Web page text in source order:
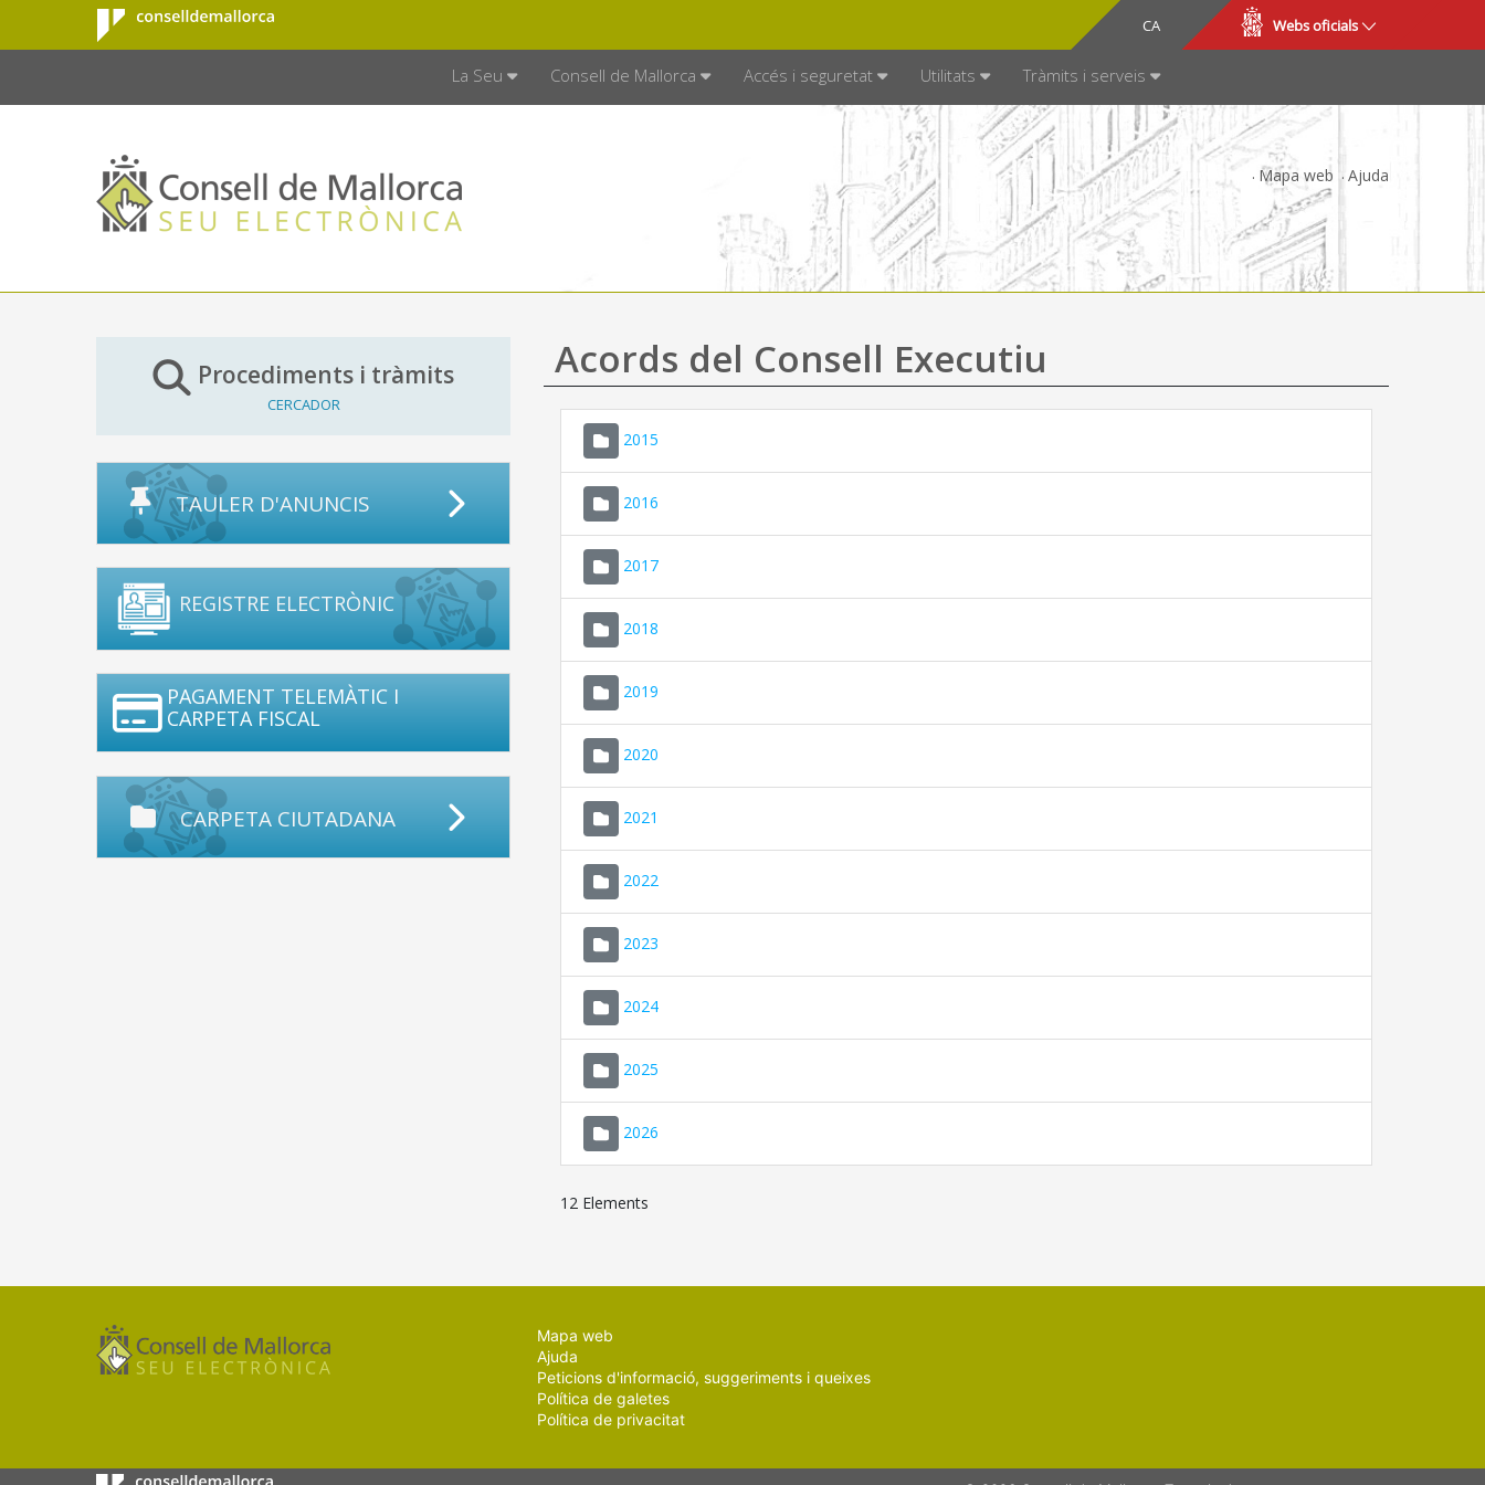
Salta al contingut principal
Consell de
Mallorca
CA
ES Webs oficials
La Seu Consell de Mallorca Accés i seguretat Utilitats Tràmits i serveis
Mapa web Ajuda
Procediments i tràmits
CERCADOR
TAULER D'ANUNCIS
REGISTRE ELECTRÒNIC
PAGAMENT TELEMÀTIC I
CARPETA FISCAL
CARPETA CIUTADANA
Acords del Consell Executiu
2015
2016
2017
2018
2019
2020
2021
2022
2023
2024
2025
2026
12 Elements
Mapa web
Ajuda
Peticions d'informació, suggeriments i queixes
Política de galetes
Política de privacitat